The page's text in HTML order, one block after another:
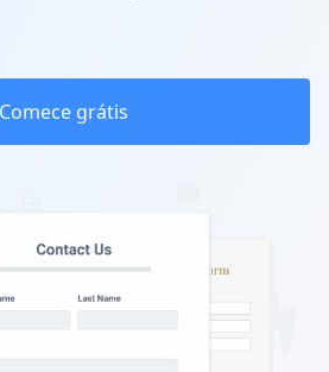
Comece grátis